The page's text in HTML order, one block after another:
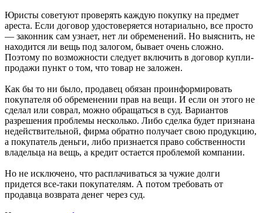
Юристы советуют проверять каждую покупку на предмет
ареста. Если договор удостоверяется нотариально, все просто
— законник сам узнает, нет ли обременений. Но выяснить, не
находится ли вещь под залогом, бывает очень сложно.
Поэтому по возможности следует включить в договор купли-
продажи пункт о том, что товар не заложен.
Как бы то ни было, продавец обязан проинформировать
покупателя об обременении прав на вещи. И если он этого не
сделал или соврал, можно обращаться в суд. Вариантов
разрешения проблемы несколько. Либо сделка будет признана
недействительной, фирма обратно получает свою продукцию,
а покупатель деньги, либо признается право собственности
владельца на вещь, а кредит остается проблемой компании.
Но не исключено, что расплачиваться за чужие долги
придется все-таки покупателям. А потом требовать от
продавца возврата денег через суд.